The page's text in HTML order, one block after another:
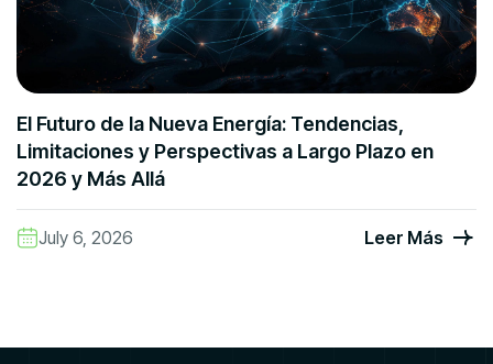
El Futuro de la Nueva Energía: Tendencias,
Limitaciones y Perspectivas a Largo Plazo en
2026 y Más Allá
July 6, 2026 Leer Más